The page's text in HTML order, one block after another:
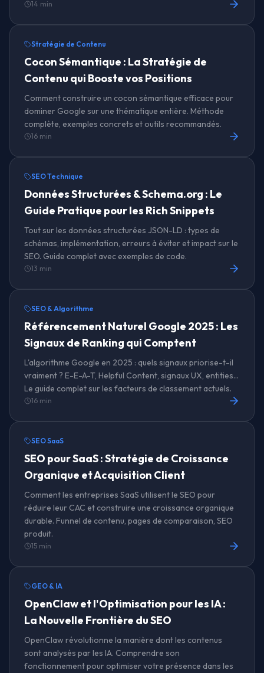
14 min
Stratégie de Contenu
Cocon Sémantique : La Stratégie de
Contenu qui Booste vos Positions
Comment construire un cocon sémantique efficace pour
dominer Google sur une thématique entière. Méthode
complète, exemples concrets et outils recommandés.
16 min
SEO Technique
Données Structurées & Schema.org : Le
Guide Pratique pour les Rich Snippets
Tout sur les données structurées JSON-LD : types de
schémas, implémentation, erreurs à éviter et impact sur le
SEO. Guide complet avec exemples de code.
13 min
SEO & Algorithme
Référencement Naturel Google 2025 : Les
Signaux de Ranking qui Comptent
L'algorithme Google en 2025 : quels signaux priorise-t-il
vraiment ? E-E-A-T, Helpful Content, signaux UX, entities...
Le guide complet sur les facteurs de classement actuels.
16 min
SEO SaaS
SEO pour SaaS : Stratégie de Croissance
Organique et Acquisition Client
Comment les entreprises SaaS utilisent le SEO pour
réduire leur CAC et construire une croissance organique
durable. Funnel de contenu, pages de comparaison, SEO
produit.
15 min
GEO & IA
OpenClaw et l'Optimisation pour les IA :
La Nouvelle Frontière du SEO
OpenClaw révolutionne la manière dont les contenus
sont analysés par les IA. Comprendre son
fonctionnement pour optimiser votre présence dans les